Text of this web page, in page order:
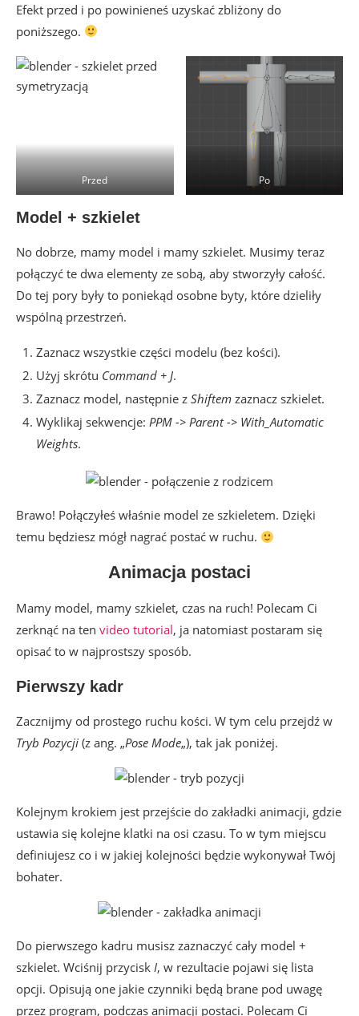
Efekt przed i po powinieneś uzyskać zbliżony do
poniższego.
Przed Po
Model + szkielet
No dobrze, mamy model i mamy szkielet. Musimy teraz
połączyć te dwa elementy ze sobą, aby stworzyły całość.
Do tej pory były to poniekąd osobne byty, które dzieliły
wspólną przestrzeń.
Zaznacz wszystkie części modelu (bez kości).
Użyj skrótu Command + J.
Zaznacz model, następnie z Shiftem zaznacz szkielet.
Wyklikaj sekwencje: PPM -> Parent -> With_Automatic
Weights.
Brawo! Połączyłeś właśnie model ze szkieletem. Dzięki
temu będziesz mógł nagrać postać w ruchu.
Animacja postaci
Mamy model, mamy szkielet, czas na ruch! Polecam Ci
zerknąć na ten video tutorial, ja natomiast postaram się
opisać to w najprostszy sposób.
Pierwszy kadr
Zacznijmy od prostego ruchu kości. W tym celu przejdź w
Tryb Pozycji (z ang. „Pose Mode„), tak jak poniżej.
Kolejnym krokiem jest przejście do zakładki animacji, gdzie
ustawia się kolejne klatki na osi czasu. To w tym miejscu
definiujesz co i w jakiej kolejności będzie wykonywał Twój
bohater.
Do pierwszego kadru musisz zaznaczyć cały model +
szkielet. Wciśnij przycisk I, w rezultacie pojawi się lista
opcji. Opisują one jakie czynniki będą brane pod uwagę
przez program, podczas animacji postaci. Polecam Ci